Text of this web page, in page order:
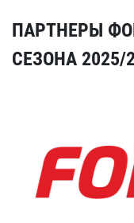
ПАРТНЕРЫ
СЕЗОНА 2025/